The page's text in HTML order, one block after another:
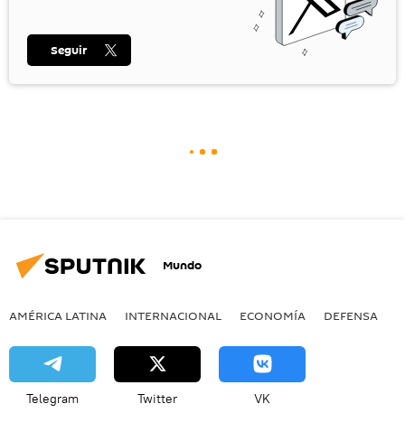
Seguir
Mundo
AMÉRICA LATINA INTERNACIONAL ECONOMÍA DEFENSA
Telegram Twitter VK